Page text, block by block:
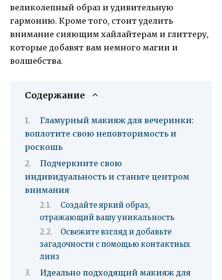
великолепный образ и удивительную
гармонию. Кроме того, стоит уделить
внимание сияющим хайлайтерам и глиттеру,
которые добавят вам немного магии и
волшебства.
Содержание
Гламурный макияж для вечеринки:
воплотите свою неповторимость и
роскошь
Подчеркните свою
индивидуальность и станьте центром
внимания
Создайте яркий образ,
отражающий вашу уникальность
Освежите взгляд и добавьте
загадочности с помощью контактных
линз
Идеально подходящий макияж для